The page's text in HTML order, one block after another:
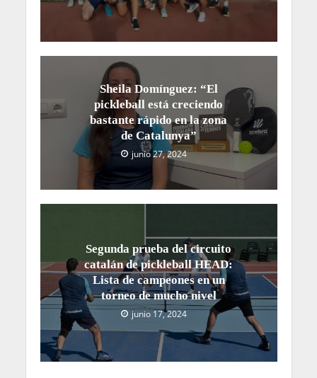
Sheila Domínguez: “El
pickleball está creciendo
bastante rápido en la zona
de Catalunya”
junio 27, 2024
Segunda prueba del circuito
catalán de pickleball HEAD:
Lista de campeones en un
torneo de mucho nivel
junio 17, 2024